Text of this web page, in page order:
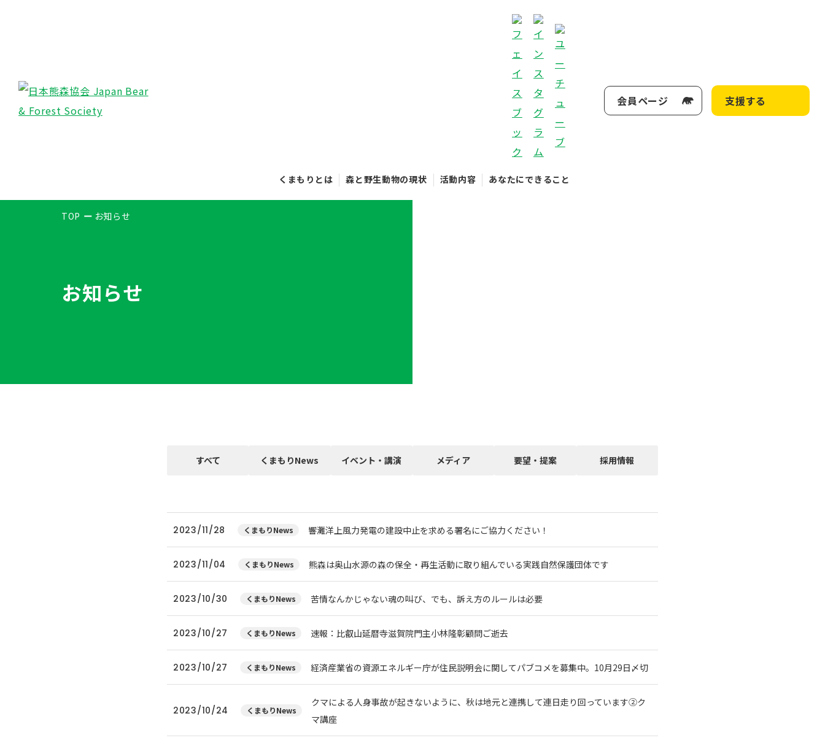
くまもりとは 森と野生動物の現状 活動内容 あなたにできること
会員ページ 支援する
TOP お知らせ
お知らせ
すべて くまもりNews イベント・講演 メディア 要望・提案 採用情報
2023/11/28 くまもりNews 響灘洋上風力発電の建設中止を求める署名にご協力ください！
2023/11/04 くまもりNews 熊森は奥山水源の森の保全・再生活動に取り組んでいる実践自然保護団体です
2023/10/30 くまもりNews 苦情なんかじゃない魂の叫び、でも、訴え方のルールは必要
2023/10/27 くまもりNews 速報：比叡山延暦寺滋賀院門主小林隆彰顧問ご逝去
2023/10/27 くまもりNews 経済産業省の資源エネルギー庁が住民説明会に関してパブコメを募集中。10月29日〆切
2023/10/24 くまもりNews
クマによる人身事故が起きないように、秋は地元と連携して連日走り回っています②ク
マ講座